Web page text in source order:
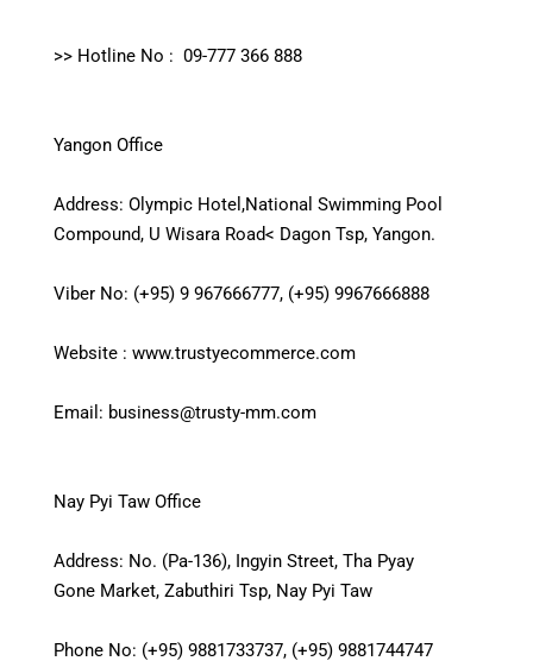
>> Hotline No : 09-777 366 888
Yangon Office
Address: Olympic Hotel,National Swimming Pool
Compound, U Wisara Road< Dagon Tsp, Yangon.
Viber No: (+95) 9 967666777, (+95) 9967666888
Website : www.trustyecommerce.com
Email: business@trusty-mm.com
Nay Pyi Taw Office
Address: No. (Pa-136), Ingyin Street, Tha Pyay
Gone Market, Zabuthiri Tsp, Nay Pyi Taw
Phone No: (+95) 9881733737, (+95) 9881744747